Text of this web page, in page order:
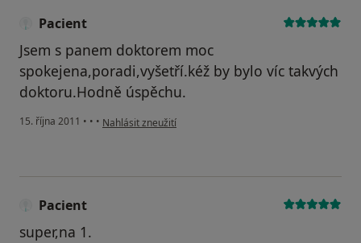
Pacient
Jsem s panem doktorem moc
spokejena,poradi,vyšetří.kéž by bylo víc takvých
doktoru.Hodně úspěchu.
15. října 2011 • • • podle názoru uživatele Pacient
Nahlásit zneužití
Pacient
super,na 1.